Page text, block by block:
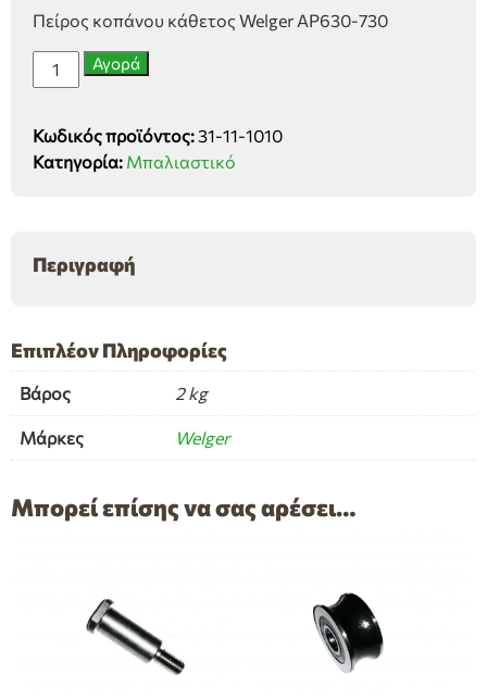
Πείρος κοπάνου κάθετος Welger AP630-730
Πείρος
κοπάνου
Welger
AP630-
Αγορά
Κωδικός προϊόντος: 31-11-1010
Κατηγορία: Μπαλιαστικό
Περιγραφή
Επιπλέον Πληροφορίες
Βάρος 2 kg
Μάρκες Welger
Μπορεί επίσης να σας αρέσει…